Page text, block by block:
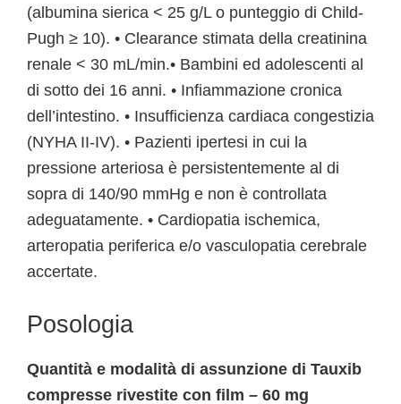
(albumina sierica < 25 g/L o punteggio di Child-
Pugh ≥ 10). • Clearance stimata della creatinina
renale < 30 mL/min.• Bambini ed adolescenti al
di sotto dei 16 anni. • Infiammazione cronica
dell’intestino. • Insufficienza cardiaca congestizia
(NYHA II-IV). • Pazienti ipertesi in cui la
pressione arteriosa è persistentemente al di
sopra di 140/90 mmHg e non è controllata
adeguatamente. • Cardiopatia ischemica,
arteropatia periferica e/o vasculopatia cerebrale
accertate.
Posologia
Quantità e modalità di assunzione di Tauxib
compresse rivestite con film – 60 mg